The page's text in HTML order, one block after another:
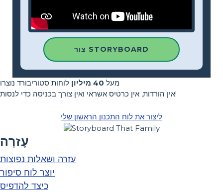
צור STORYBOARD
מעל 40 מיליון
לוחות סטוריבורד נוצרו
אין הורדות, אין כרטיס אשראי ואין צורך בכניסה כדי לנסות!
ליצור את לוח התכנון הראשון שלי
עֶזרָה
עזרה ושאלות נפוצות
יוצר לוח סיפור
כיצד להדפיס